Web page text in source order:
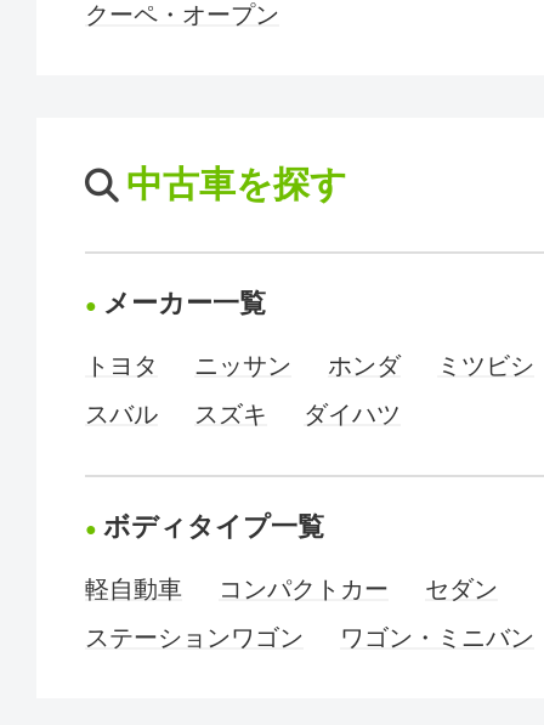
クーペ・オープン
中古車を探す
メーカー一覧
トヨタ ニッサン ホンダ
ミツビシ
スバル
スズキ ダイハツ
ボディタイプ一覧
軽自動車 コンパクトカー
セダン
ステーションワゴン
ワゴン・ミニバン